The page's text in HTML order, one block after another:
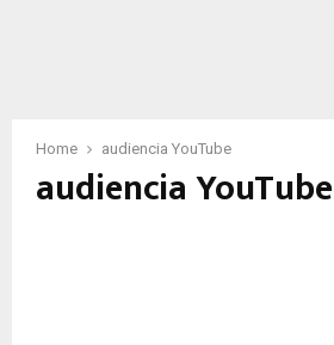
Home audiencia YouTube
audiencia YouTube